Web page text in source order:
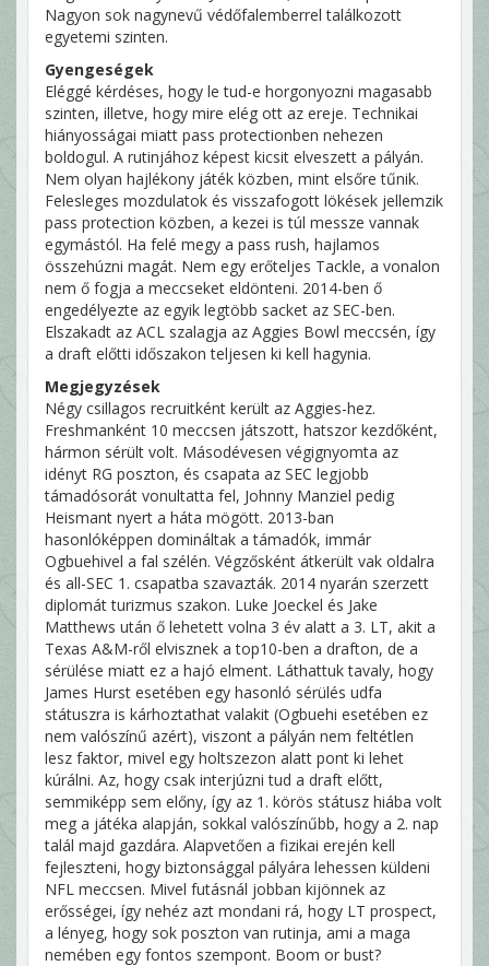
Nagyon sok nagynevű védőfalemberrel találkozott
egyetemi szinten.
Gyengeségek
Eléggé kérdéses, hogy le tud-e horgonyozni magasabb
szinten, illetve, hogy mire elég ott az ereje. Technikai
hiányosságai miatt pass protectionben nehezen
boldogul. A rutinjához képest kicsit elveszett a pályán.
Nem olyan hajlékony játék közben, mint elsőre tűnik.
Felesleges mozdulatok és visszafogott lökések jellemzik
pass protection közben, a kezei is túl messze vannak
egymástól. Ha felé megy a pass rush, hajlamos
összehúzni magát. Nem egy erőteljes Tackle, a vonalon
nem ő fogja a meccseket eldönteni. 2014-ben ő
engedélyezte az egyik legtöbb sacket az SEC-ben.
Elszakadt az ACL szalagja az Aggies Bowl meccsén, így
a draft előtti időszakon teljesen ki kell hagynia.
Megjegyzések
Négy csillagos recruitként került az Aggies-hez.
Freshmanként 10 meccsen játszott, hatszor kezdőként,
hármon sérült volt. Másodévesen végignyomta az
idényt RG poszton, és csapata az SEC legjobb
támadósorát vonultatta fel, Johnny Manziel pedig
Heismant nyert a háta mögött. 2013-ban
hasonlóképpen domináltak a támadók, immár
Ogbuehivel a fal szélén. Végzősként átkerült vak oldalra
és all-SEC 1. csapatba szavazták. 2014 nyarán szerzett
diplomát turizmus szakon. Luke Joeckel és Jake
Matthews után ő lehetett volna 3 év alatt a 3. LT, akit a
Texas A&M-ről elvisznek a top10-ben a drafton, de a
sérülése miatt ez a hajó elment. Láthattuk tavaly, hogy
James Hurst esetében egy hasonló sérülés udfa
státuszra is kárhoztathat valakit (Ogbuehi esetében ez
nem valószínű azért), viszont a pályán nem feltétlen
lesz faktor, mivel egy holtszezon alatt pont ki lehet
kúrálni. Az, hogy csak interjúzni tud a draft előtt,
semmiképp sem előny, így az 1. körös státusz hiába volt
meg a játéka alapján, sokkal valószínűbb, hogy a 2. nap
talál majd gazdára. Alapvetően a fizikai erején kell
fejleszteni, hogy biztonsággal pályára lehessen küldeni
NFL meccsen. Mivel futásnál jobban kijönnek az
erősségei, így nehéz azt mondani rá, hogy LT prospect,
a lényeg, hogy sok poszton van rutinja, ami a maga
nemében egy fontos szempont. Boom or bust?